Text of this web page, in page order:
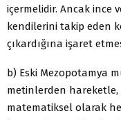
içermelidir. Ancak ince
kendilerini takip eden
çıkardığına işaret
b) Eski Mezopotamya
metinlerden
matematiksel olarak